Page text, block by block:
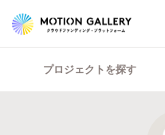
プロジェクトを探す